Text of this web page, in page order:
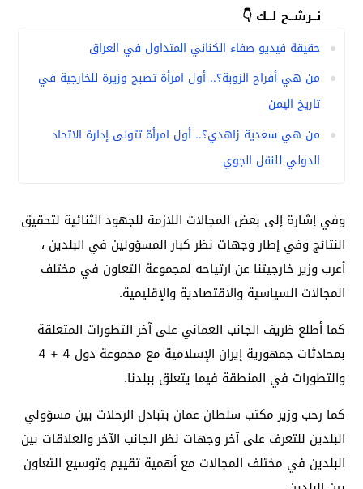
نــرشــح لــك 👇
حقيقة فيديو صفاء الكناني المتداول في العراق
من هي أفراح الزوبة؟.. أول امرأة تصبح وزيرة للخارجية في
تاريخ اليمن
من هي سعدية زاهدي؟.. أول امرأة تتولى إدارة الاتحاد
الدولي للنقل الجوي
وفي إشارة إلى بعض المجالات اللازمة للجهود الثنائية لتحقيق
النتائج وفي إطار وجهات نظر كبار المسؤولين في البلدين ،
أعرب وزير خارجيتنا عن ارتياحه لمجموعة التعاون في مختلف
المجالات السياسية والاقتصادية والإقليمية.
كما أطلع ظريف الجانب العماني على آخر التطورات المتعلقة
بمحادثات جمهورية إيران الإسلامية مع مجموعة دول 4 + 4
والتطورات في المنطقة فيما يتعلق ببلدنا.
كما رحب وزير مكتب سلطان عمان بتبادل الرحلات بين مسؤولي
البلدين للتعرف على آخر وجهات نظر الجانب الآخر والعلاقات بين
البلدين في مختلف المجالات مع أهمية تقييم وتوسيع التعاون